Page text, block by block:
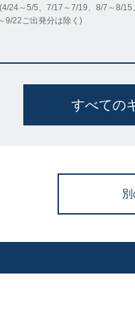
24～5/5、7/17～7/19、8/7～8/15、
9/22ご出発分は除く)
すべての